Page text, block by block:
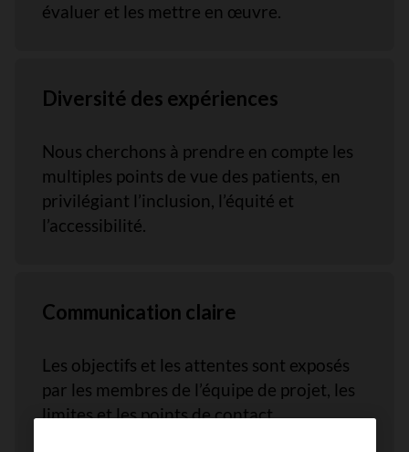
évaluer et les mettre en œuvre.
Diversité des expériences
Nous cherchons à prendre en compte les
multiples points de vue des patients, en
privilégiant l’inclusion, l’équité et
l’accessibilité.
Communication claire
Les objectifs et les attentes sont exposés
par les membres de l’équipe de projet, les
limites et les points de contact